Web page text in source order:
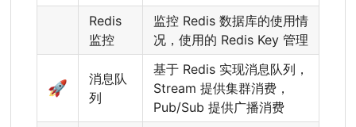
Redis
监控
监控 Redis 数据库的使用情
况，使用的 Redis Key 管理
🚀
消息队
列
基于 Redis 实现消息队列 ，
Stream 提供集群消费 ，
Pub/Sub 提供广播消费